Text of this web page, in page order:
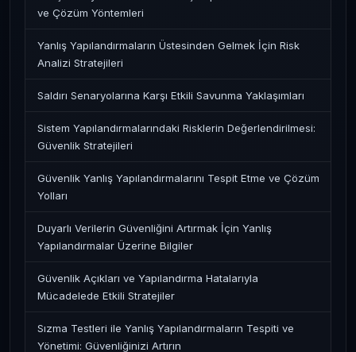
ve Çözüm Yöntemleri
Yanlış Yapılandırmaların Üstesinden Gelmek İçin Risk
Analizi Stratejileri
Saldırı Senaryolarına Karşı Etkili Savunma Yaklaşımları
Sistem Yapılandırmalarındaki Risklerin Değerlendirilmesi:
Güvenlik Stratejileri
Güvenlik Yanlış Yapılandırmalarını Tespit Etme ve Çözüm
Yolları
Duyarlı Verilerin Güvenliğini Artırmak İçin Yanlış
Yapılandırmalar Üzerine Bilgiler
Güvenlik Açıkları ve Yapılandırma Hatalarıyla
Mücadelede Etkili Stratejiler
Sızma Testleri ile Yanlış Yapılandırmaların Tespiti ve
Yönetimi: Güvenliğinizi Artırın